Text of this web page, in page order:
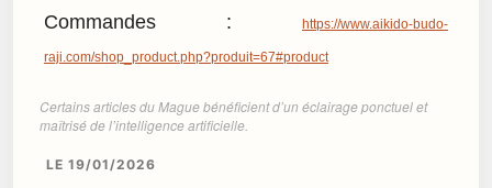
Commandes : https://www.aikido-budo-
raji.com/shop_product.php?produit=67#product
Certains articles du Mague bénéficient d’un éclairage ponctuel et
maîtrisé de l’intelligence artificielle.
LE 19/01/2026